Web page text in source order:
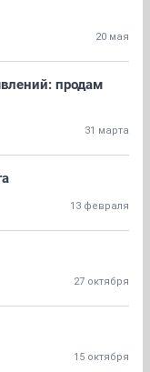
20 мая
продам
31 марта
13 февраля
27 октября
15 октября